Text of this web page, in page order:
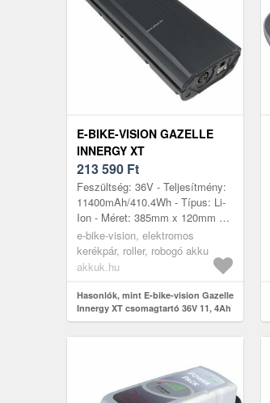
E-BIKE-VISION GAZELLE
INNERGY XT
CSOMAGTARTÓ 36V 11,
4AH 416WH E-BIKE AKKU
LI-ION
213 590 Ft
Feszültség: 36V - Teljesítmény:
11400mAh/410.4Wh - Típus: Li-
Ion - Méret: 385mm x 120mm x
70mm - kompatibilis modellek:
Innergy Pure, Innergy XT, I...
e-bike-vision, elektromos
kerékpár, roller, robogó akku
akkuk.hu
Hasonlók, mint E-bike-vision Gazelle
Innergy XT csomagtartó 36V 11, 4Ah
416Wh e-bike akku Li-Ion